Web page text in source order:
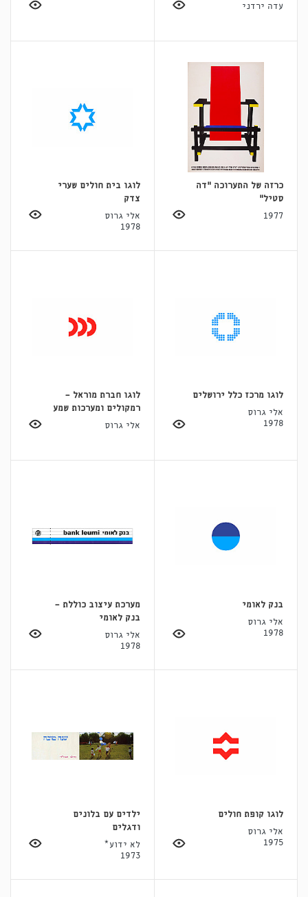
עדה ירדני
כרזה של התערוכה "דה
סטיל"
1977
לוגו בית חולים שערי
צדק
אלי גרוס
1978
לוגו מרכז כלל ירושלים
אלי גרוס
1978
לוגו חברת מוראל -
רמקולים ומערכות שמע
אלי גרוס
בנק לאומי
אלי גרוס
1978
מערכת עיצוב כוללת -
בנק לאומי
אלי גרוס
1978
לוגו קופת חולים
אלי גרוס
1975
ילדים עם בלונים
ודגלים
לא ידוע*
1973